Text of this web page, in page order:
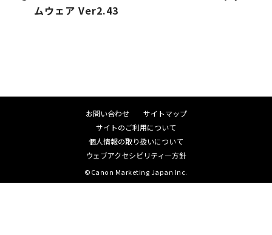
ムウェア Ver2.43
お問い合わせ
サイトマップ
サイトのご利用について
個人情報の取り扱いについて
ウェブアクセシビリティ―方針
©Canon Marketing Japan Inc.